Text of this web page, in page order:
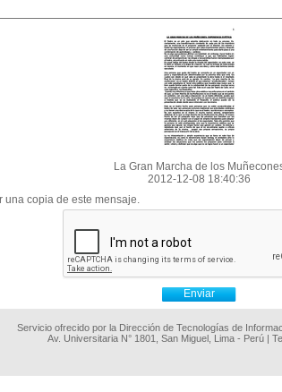
La Gran Marcha de los
2012-12-08 18:40:36
una copia de este mensaje.
Servicio ofrecido por la Dirección de Tecnologías de
Av. Universitaria N° 1801, San Miguel, Lima - Perú |